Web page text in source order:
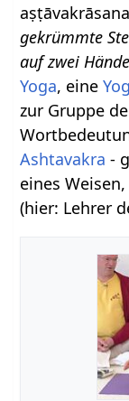
gekrümmte
auf zwei
Yoga, eine
zur Gruppe
Ashtavakra -
eines
(hier: Lehrer